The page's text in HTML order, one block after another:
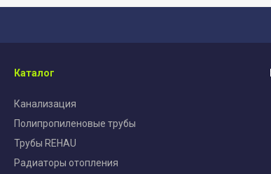
Каталог
Канализация
Полипропиленовые трубы
Трубы REHAU
Радиаторы отопления